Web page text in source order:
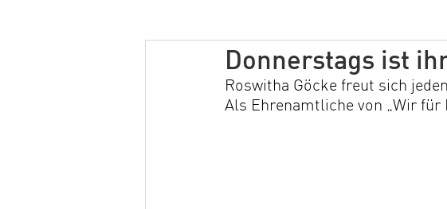
Donnerstags ist
Roswitha Göcke freut sich
Als Ehrenamtliche von „Wir